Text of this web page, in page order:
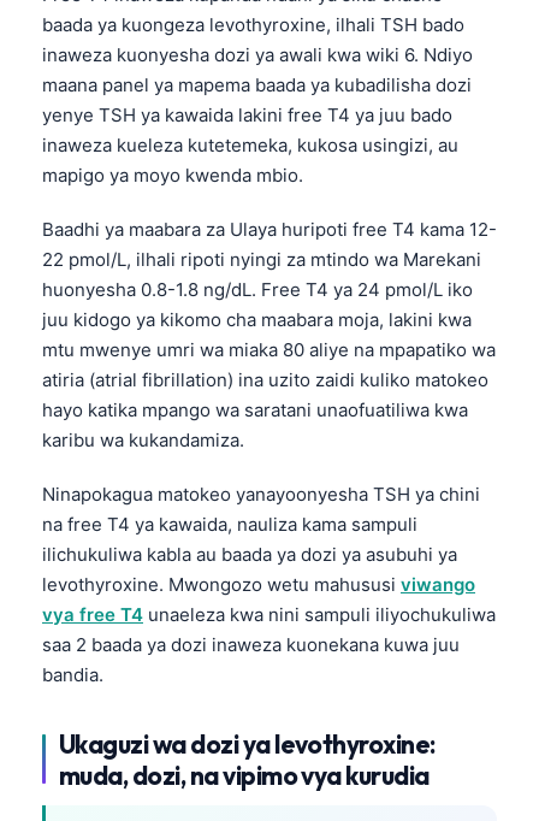
baada ya kuongeza levothyroxine, ilhali TSH bado
inaweza kuonyesha dozi ya awali kwa wiki 6. Ndiyo
maana panel ya mapema baada ya kubadilisha dozi
yenye TSH ya kawaida lakini free T4 ya juu bado
inaweza kueleza kutetemeka, kukosa usingizi, au
mapigo ya moyo kwenda mbio.
Baadhi ya maabara za Ulaya huripoti free T4 kama 12-
22 pmol/L, ilhali ripoti nyingi za mtindo wa Marekani
huonyesha 0.8-1.8 ng/dL. Free T4 ya 24 pmol/L iko
juu kidogo ya kikomo cha maabara moja, lakini kwa
mtu mwenye umri wa miaka 80 aliye na mpapatiko wa
atiria (atrial fibrillation) ina uzito zaidi kuliko matokeo
hayo katika mpango wa saratani unaofuatiliwa kwa
karibu wa kukandamiza.
Ninapokagua matokeo yanayoonyesha TSH ya chini
na free T4 ya kawaida, nauliza kama sampuli
ilichukuliwa kabla au baada ya dozi ya asubuhi ya
levothyroxine. Mwongozo wetu mahususi viwango
vya free T4 unaeleza kwa nini sampuli iliyochukuliwa
saa 2 baada ya dozi inaweza kuonekana kuwa juu
bandia.
Ukaguzi wa dozi ya levothyroxine:
muda, dozi, na vipimo vya kurudia
كوردی‎
සිංහල
অসমীয়া
Galego
Latviešu valoda
Македонски јазик
Gàidhlig
Occitan
العربية المغربية
Afrikaans
Монгол
ພາສາລາວ
Basa Jawa
Cebuano
ئۇيغۇرچە
Кыргызча
Татар теле